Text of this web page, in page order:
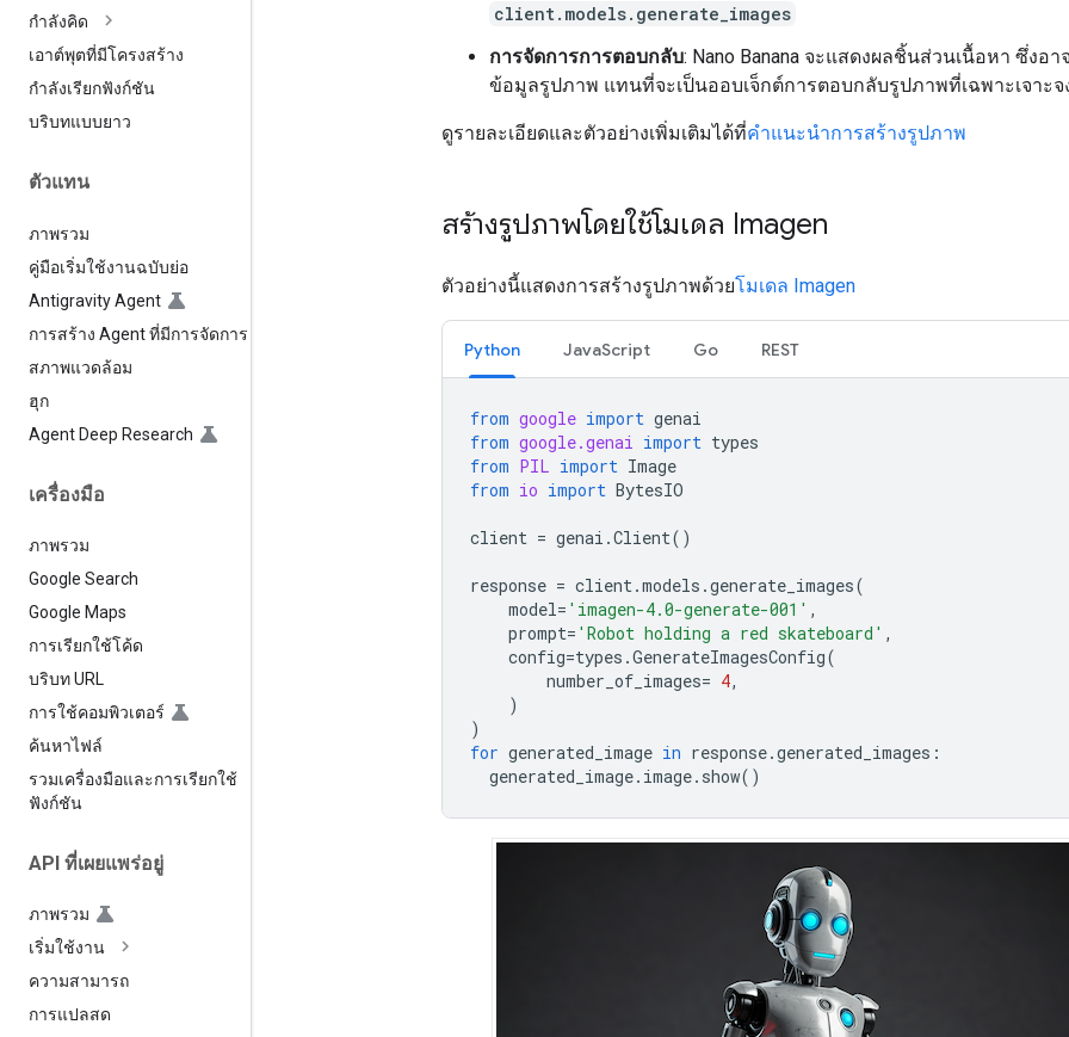
กำลังคิด
เอาต์พุตที่มีโครงสร้าง
กำลังเรียกฟังก์ชัน
บริบทแบบยาว
ตัวแทน
ภาพรวม
คู่มือเริ่มใช้งานฉบับย่อ
Antigravity Agent
การสร้าง Agent ที่มีการจัดการ
สภาพแวดล้อม
ฮุก
Agent Deep Research
เครื่องมือ
ภาพรวม
Google Search
Google Maps
การเรียกใช้โค้ด
บริบท URL
การใช้คอมพิวเตอร์
ค้นหาไฟล์
รวมเครื่องมือและการเรียกใช้
ฟังก์ชัน
API ที่เผยแพร่อยู่
ภาพรวม
เริ่มใช้งาน
ความสามารถ
การแปลสด
client.models.generate_images
การจัดการการตอบกลับ: Nano Banana จะแสดงผลชิ้นส่วนเนื้อหา ซึ่งอา
ข้อมูลรูปภาพ แทนที่จะเป็นออบเจ็กต์การตอบกลับรูปภาพที่เฉพาะเจาะจ
ดูรายละเอียดและตัวอย่างเพิ่มเติมได้ที่คำแนะนำการสร้างรูปภาพ
สร้างรูปภาพโดยใช้โมเดล Imagen
ตัวอย่างนี้แสดงการสร้างรูปภาพด้วยโมเดล Imagen
Python JavaScript Go REST
from google import genai
from google.genai import types
from PIL import Image
from io import BytesIO
client = genai .Client()
response = client.models .generate_images(
model= 'imagen-4.0-generate-001' ,
prompt= 'Robot holding a red skateboard' ,
config=types .GenerateImagesConfig(
number_of_images= 4,
)
)
for generated_image in response.generated_images :
generated_image. image. show()